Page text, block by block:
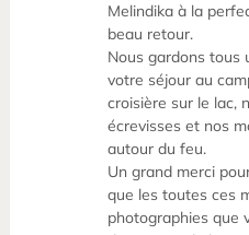
Melindika à la
beau retour.
Nous gardons tous
votre séjour au
croisière sur le lac,
écrevisses et nos
autour du feu.
Un grand merci
que les toutes ces
photographies que